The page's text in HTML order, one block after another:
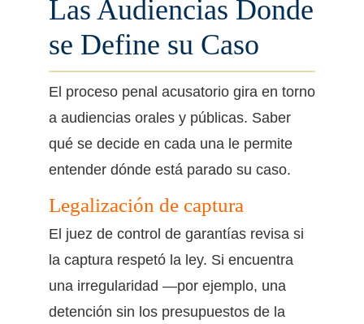
Las Audiencias Donde
se Define su Caso
El proceso penal acusatorio gira en torno
a audiencias orales y públicas. Saber
qué se decide en cada una le permite
entender dónde está parado su caso.
Legalización de captura
El juez de control de garantías revisa si
la captura respetó la ley. Si encuentra
una irregularidad —por ejemplo, una
detención sin los presupuestos de la